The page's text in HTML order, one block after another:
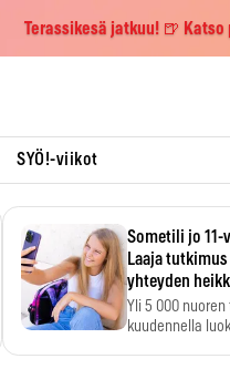
Terassikesä jatkuu! 🍺
SYÖ!-viikot
Sometili jo 11-
Laaja
yhteyden
Yli 5 000
kuudennella